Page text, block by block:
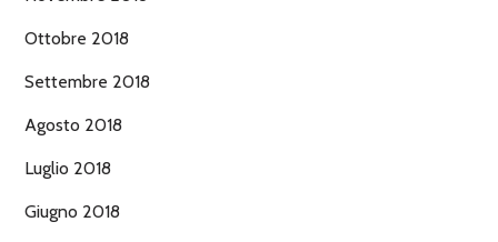
Ottobre 2018
Settembre 2018
Agosto 2018
Luglio 2018
Giugno 2018